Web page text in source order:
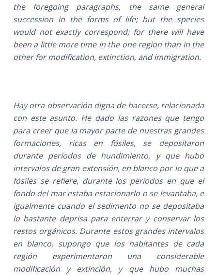
the foregoing paragraphs, the same general
succession in the forms of life; but the species
would not exactly correspond; for there will have
been a little more time in the one region than in the
other for modification, extinction, and immigration.
Hay otra observación digna de hacerse, relacionada
con este asunto. He dado las razones que tengo
para creer que la mayor parte de nuestras grandes
formaciones, ricas en fósiles, se depositaron
durante períodos de hundimiento, y que hubo
intervalos de gran extensión, en blanco por lo que a
fósiles se refiere, durante los períodos en que el
fondo del mar estaba estacionarlo o se levantaba, e
igualmente cuando el sedimento no se depositaba
lo bastante deprisa para enterrar y conservar los
restos orgánicos. Durante estos grandes intervalos
en blanco, supongo que los habitantes de cada
región experimentaron una considerable
modificación y extinción, y que hubo muchas